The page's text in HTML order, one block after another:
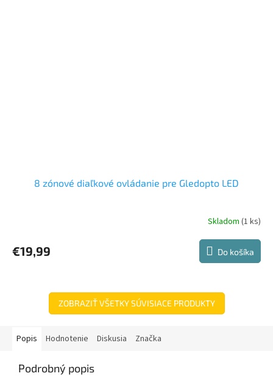
8 zónové diaľkové ovládanie pre Gledopto LED
Skladom (1 ks)
€19,99 Do košíka
ZOBRAZIŤ VŠETKY SÚVISIACE PRODUKTY
Popis Hodnotenie Diskusia Značka
Podrobný popis